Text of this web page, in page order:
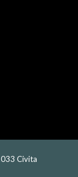
Civita